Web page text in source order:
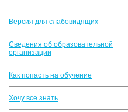
Версия для слабовидящих
Сведения об образовательной
организации
Как попасть на обучение
Хочу все знать